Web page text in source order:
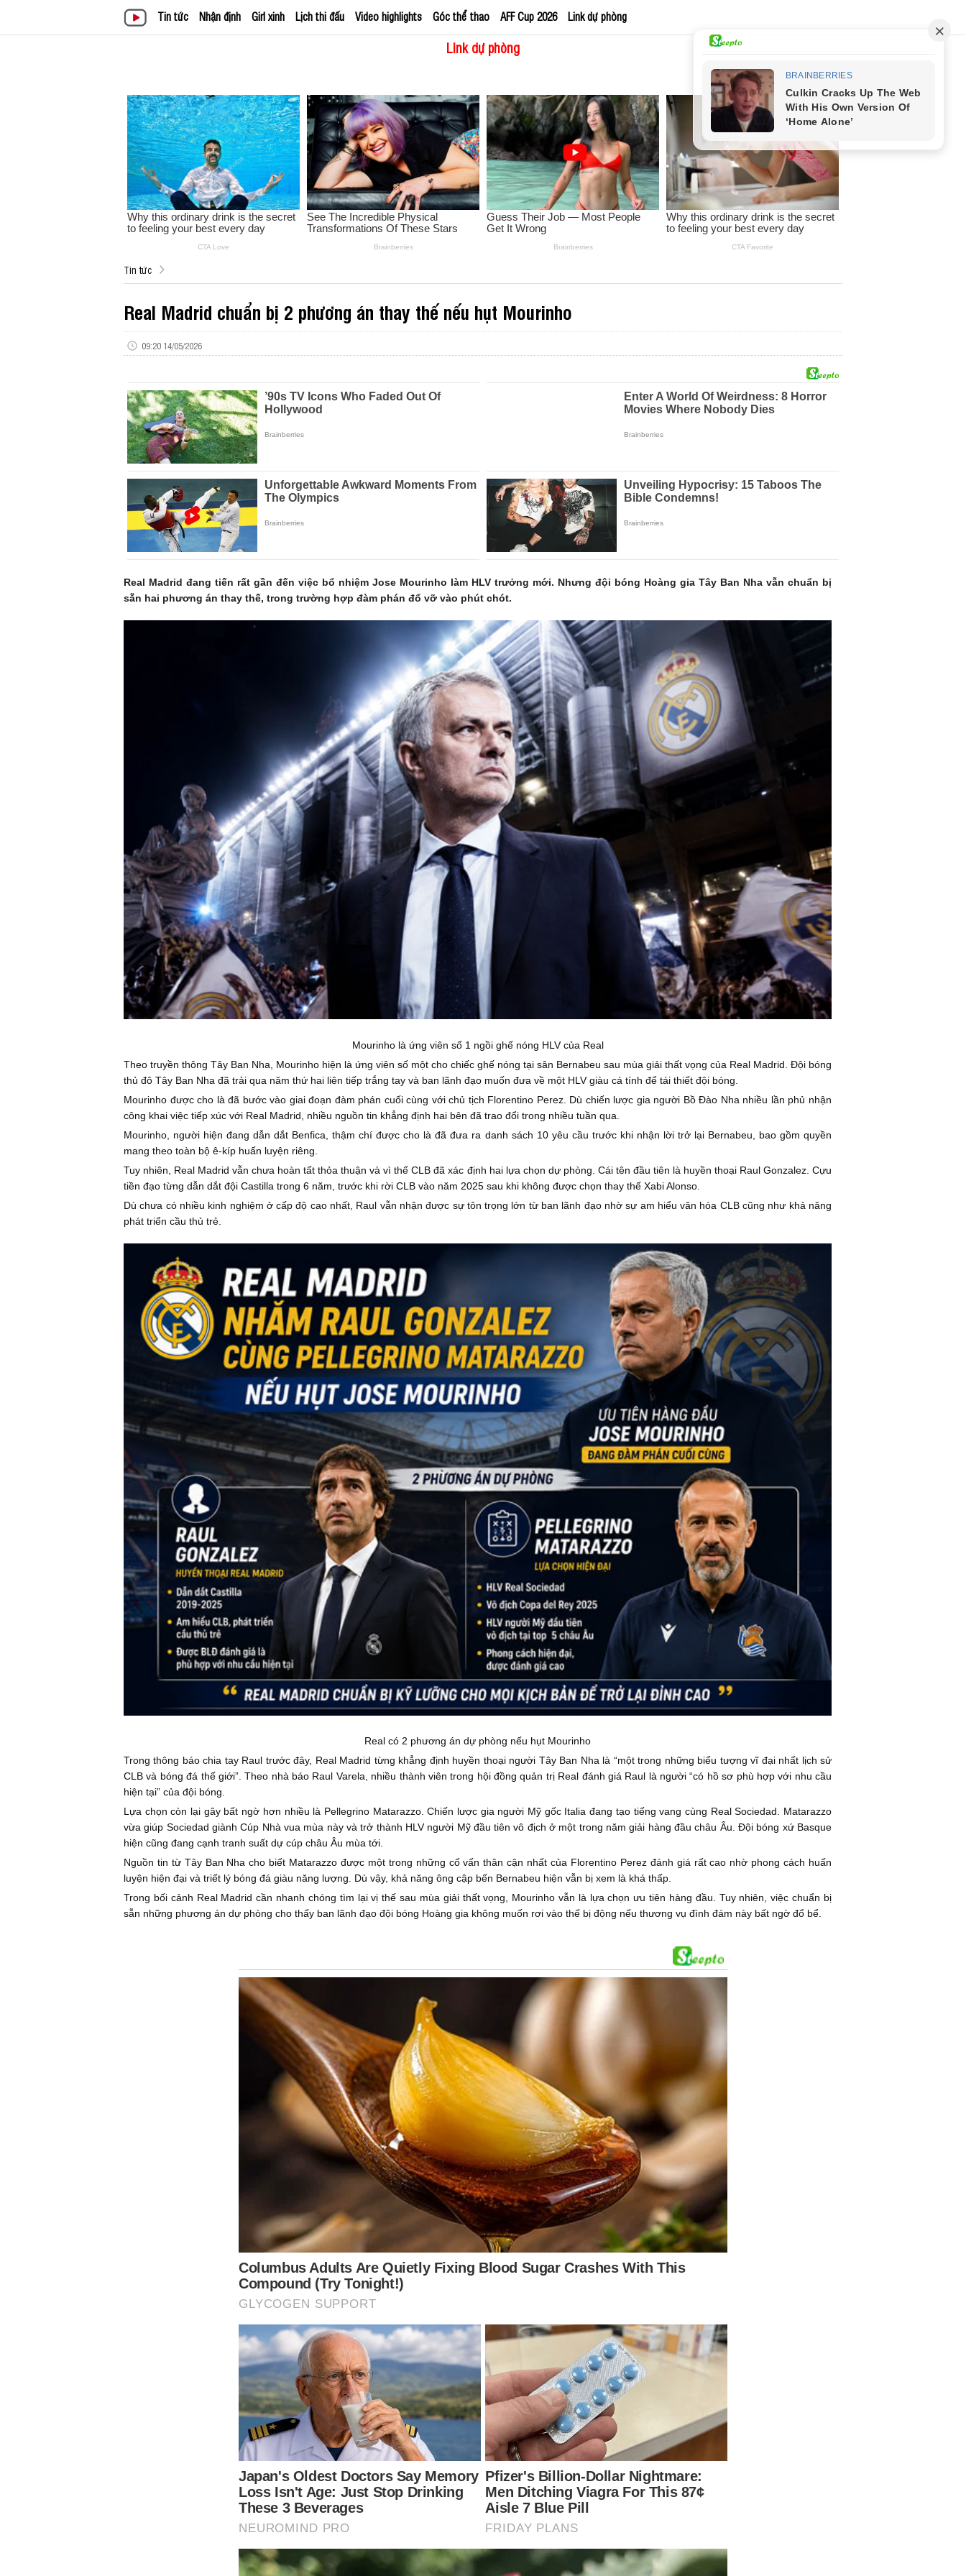
Tin tức Nhận định Girl xinh Lịch thi đấu Video highlights Góc thể thao AFF Cup 2026 Link dự phòng
Link dự phòng
Tin tức
Real Madrid chuẩn bị 2 phương án thay thế nếu hụt Mourinho
09:20 14/05/2026
Real Madrid đang tiến rất gần đến việc bổ nhiệm Jose Mourinho làm HLV trưởng mới. Nhưng đội bóng Hoàng gia Tây Ban Nha vẫn chuẩn bị
sẵn hai phương án thay thế, trong trường hợp đàm phán đổ vỡ vào phút chót.
Mourinho là ứng viên số 1 ngồi ghế nóng HLV của Real
Theo truyền thông Tây Ban Nha, Mourinho hiện là ứng viên số một cho chiếc ghế nóng tại sân Bernabeu sau mùa giải thất vọng của Real Madrid. Đội bóng
thủ đô Tây Ban Nha đã trải qua năm thứ hai liên tiếp trắng tay và ban lãnh đạo muốn đưa về một HLV giàu cá tính để tái thiết đội bóng.
Mourinho được cho là đã bước vào giai đoạn đàm phán cuối cùng với chủ tịch Florentino Perez. Dù chiến lược gia người Bồ Đào Nha nhiều lần phủ nhận
công khai việc tiếp xúc với Real Madrid, nhiều nguồn tin khẳng định hai bên đã trao đổi trong nhiều tuần qua.
Mourinho, người hiện đang dẫn dắt Benfica, thậm chí được cho là đã đưa ra danh sách 10 yêu cầu trước khi nhận lời trở lại Bernabeu, bao gồm quyền
mang theo toàn bộ ê-kíp huấn luyện riêng.
Tuy nhiên, Real Madrid vẫn chưa hoàn tất thỏa thuận và vì thế CLB đã xác định hai lựa chọn dự phòng. Cái tên đầu tiên là huyền thoại Raul Gonzalez. Cựu
tiền đạo từng dẫn dắt đội Castilla trong 6 năm, trước khi rời CLB vào năm 2025 sau khi không được chọn thay thế Xabi Alonso.
Dù chưa có nhiều kinh nghiệm ở cấp độ cao nhất, Raul vẫn nhận được sự tôn trọng lớn từ ban lãnh đạo nhờ sự am hiểu văn hóa CLB cũng như khả năng
phát triển cầu thủ trẻ.
Real có 2 phương án dự phòng nếu hụt Mourinho
Trong thông báo chia tay Raul trước đây, Real Madrid từng khẳng định huyền thoại người Tây Ban Nha là “một trong những biểu tượng vĩ đại nhất lịch sử
CLB và bóng đá thế giới”. Theo nhà báo Raul Varela, nhiều thành viên trong hội đồng quản trị Real đánh giá Raul là người “có hồ sơ phù hợp với nhu cầu
hiện tại” của đội bóng.
Lựa chọn còn lại gây bất ngờ hơn nhiều là Pellegrino Matarazzo. Chiến lược gia người Mỹ gốc Italia đang tạo tiếng vang cùng Real Sociedad. Matarazzo
vừa giúp Sociedad giành Cúp Nhà vua mùa này và trở thành HLV người Mỹ đầu tiên vô địch ở một trong năm giải hàng đầu châu Âu. Đội bóng xứ Basque
hiện cũng đang cạnh tranh suất dự cúp châu Âu mùa tới.
Nguồn tin từ Tây Ban Nha cho biết Matarazzo được một trong những cố vấn thân cận nhất của Florentino Perez đánh giá rất cao nhờ phong cách huấn
luyện hiện đại và triết lý bóng đá giàu năng lượng. Dù vậy, khả năng ông cập bến Bernabeu hiện vẫn bị xem là khá thấp.
Trong bối cảnh Real Madrid cần nhanh chóng tìm lại vị thế sau mùa giải thất vọng, Mourinho vẫn là lựa chọn ưu tiên hàng đầu. Tuy nhiên, việc chuẩn bị
sẵn những phương án dự phòng cho thấy ban lãnh đạo đội bóng Hoàng gia không muốn rơi vào thế bị động nếu thương vụ đình đám này bất ngờ đổ bể.